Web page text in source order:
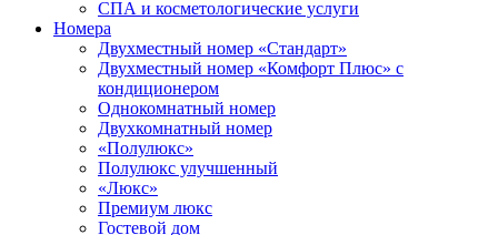
СПА и косметологические услуги
Номера
Двухместный номер «Стандарт»
Двухместный номер «Комфорт Плюс» с
кондиционером
Однокомнатный номер
Двухкомнатный номер
«Полулюкс»
Полулюкс улучшенный
«Люкс»
Премиум люкс
Гостевой дом